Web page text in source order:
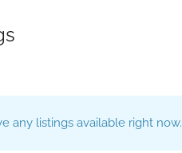
any listings available right now.